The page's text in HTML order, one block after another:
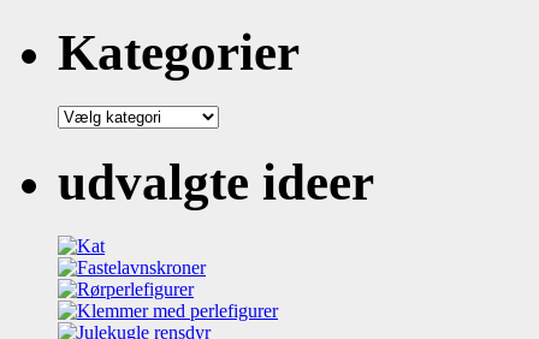
Kategorier
Kategorier
udvalgte ideer